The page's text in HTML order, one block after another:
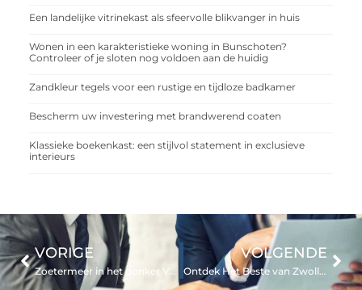
Een landelijke vitrinekast als sfeervolle blikvanger in huis
Wonen in een karakteristieke woning in Bunschoten?
Controleer of je sloten nog voldoen aan de huidig
Zandkleur tegels voor een rustige en tijdloze badkamer
Bescherm uw investering met brandwerend coaten
Klassieke boekenkast: een stijlvol statement in exclusieve
interieurs
VORIGE
Zoetermeer in het donker Van stroomstoring tot oplossingen
VOLGENDE
Ontdek Het Beste van Zwolle Vandaag